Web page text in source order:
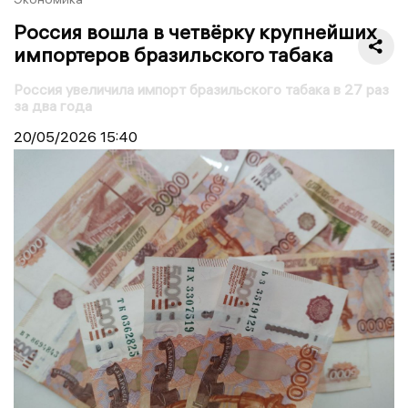
Россия вошла в четвёрку крупнейших
импортеров бразильского табака
Россия увеличила импорт бразильского табака в 27 раз
за два года
20/05/2026 15:40